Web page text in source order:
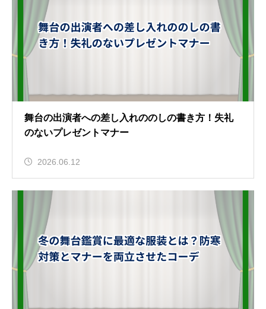
舞台の出演者への差し入れののしの書き方！失礼
のないプレゼントマナー
2026.06.12